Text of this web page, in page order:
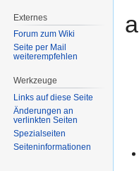
Externes
Forum zum Wiki
Seite per Mail
weiterempfehlen
Werkzeuge
Links auf diese Seite
Änderungen an
verlinkten Seiten
Spezialseiten
Seiten­informationen